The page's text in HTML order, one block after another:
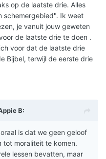
op de laatste drie. Alles
schemergebied". Ik weet
je vanuit jouw geweten
de laatste drie te doen .
voor dat de laatste drie
Bijbel, terwijl de eerste drie
B:
is dat we geen geloof
tot moraliteit te komen.
lessen bevatten, maar